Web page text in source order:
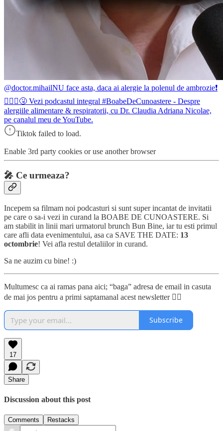
@doctor.mihailNU face asta, daca ai alergie la polenul de ambrozie❗️
👨🏼‍⚕️🤧 Vezi podcastul integral #BoabeDeCunoastere - Despre
alergiile alimentare & respiratorii, cu Dr. Claudia Adriana Nicolae,
pe canalul meu de YouTube.
Tiktok failed to load.
Enable 3rd party cookies or use another browser
🎤 Ce urmeaza?
Incepem sa filmam noi podcasturi si sunt super incantat de invitatii
pe care o sa-i vezi in curand la BOABE DE CUNOASTERE. Si
am stabilit in linii mari urmatorul brunch Bun Bine, iar tu esti primul
care afli data evenimentului, asa ca SAVE THE DATE: 13
octombrie! Vei afla restul detaliilor in curand.
Sa ne auzim cu bine! :)
Multumesc ca ai ramas pana aici; “baga” adresa de email in casuta
de mai jos pentru a primi saptamanal acest newsletter 👇🏼
Subscribe
17
Share
Discussion about this post
Comments Restacks